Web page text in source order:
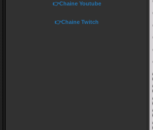
👉Chaine Youtube
👉Chaine Twitch